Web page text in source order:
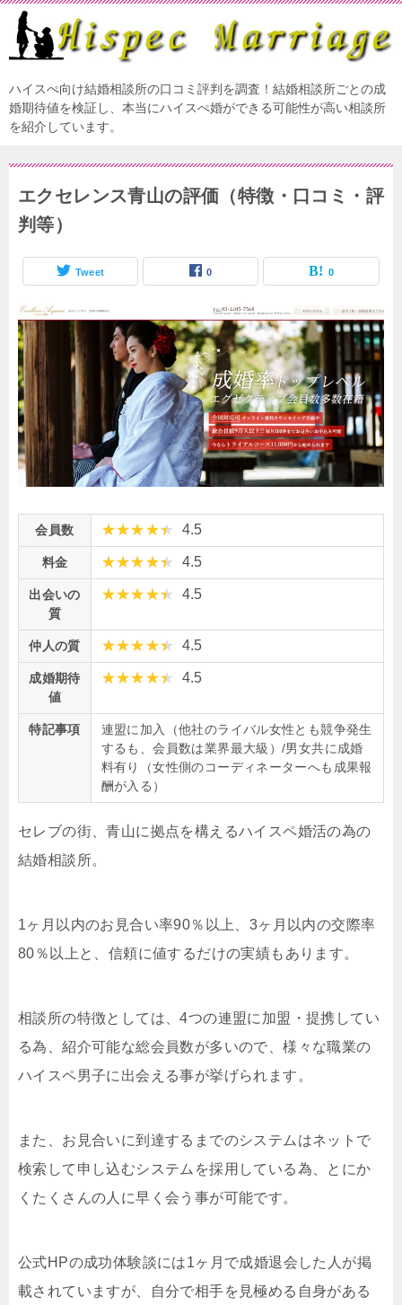
ハイスぺ向け結婚相談所の口コミ評判を調査！結婚相談所ごとの成
婚期待値を検証し、本当にハイスぺ婚ができる可能性が高い相談所
を紹介しています。
エクセレンス青山の評価（特徴・口コミ・評
判等）
Tweet 0 0
会員数 4.5
料金 4.5
出会いの
質
4.5
仲人の質 4.5
成婚期待
値
4.5
特記事項
連盟に加入（他社のライバル女性とも競争発生
するも、会員数は業界最大級）/男女共に成婚
料有り（女性側のコーディネーターへも成果報
酬が入る）
セレブの街、青山に拠点を構えるハイスペ婚活の為の
結婚相談所。
1ヶ月以内のお見合い率90％以上、3ヶ月以内の交際率
80％以上と、信頼に値するだけの実績もあります。
相談所の特徴としては、4つの連盟に加盟・提携してい
る為、紹介可能な総会員数が多いので、様々な職業の
ハイスペ男子に出会える事が挙げられます。
また、お見合いに到達するまでのシステムはネットで
検索して申し込むシステムを採用している為、とにか
くたくさんの人に早く会う事が可能です。
公式HPの成功体験談には1ヶ月で成婚退会した人が掲
載されていますが、自分で相手を見極める自身がある